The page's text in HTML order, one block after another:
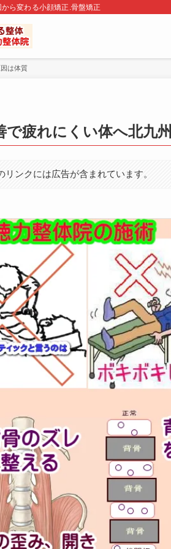
ら変わる小顔矯正.骨盤矯正
は体質
で疲れにくい体へ北九
リンクには広告が含まれています。